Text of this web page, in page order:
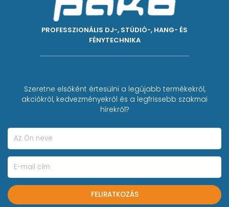
PROFESSZIONÁLIS DJ-, STÚDIÓ-, HANG- ÉS
FÉNYTECHNIKA
Szeretne elsőként értesülni a legújabb termékekről,
akciókról, kedvezményekről és a legfrissebb szakmai
hírekről?
FELIRATKOZÁS